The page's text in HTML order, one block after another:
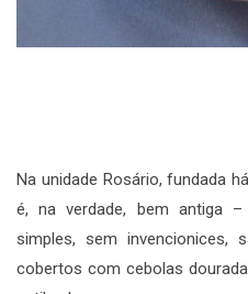
Na unidade Rosário, fundada
é, na verdade, bem antiga –
simples, sem invencionices,
cobertos com cebolas